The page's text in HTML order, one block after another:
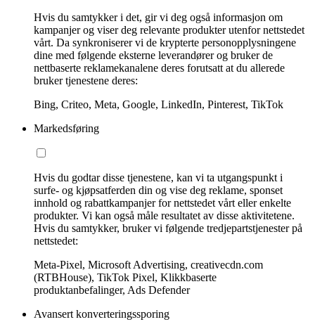
Hvis du samtykker i det, gir vi deg også informasjon om
kampanjer og viser deg relevante produkter utenfor nettstedet
vårt. Da synkroniserer vi de krypterte personopplysningene
dine med følgende eksterne leverandører og bruker de
nettbaserte reklamekanalene deres forutsatt at du allerede
bruker tjenestene deres:
Bing, Criteo, Meta, Google, LinkedIn, Pinterest, TikTok
Markedsføring
Hvis du godtar disse tjenestene, kan vi ta utgangspunkt i
surfe- og kjøpsatferden din og vise deg reklame, sponset
innhold og rabattkampanjer for nettstedet vårt eller enkelte
produkter. Vi kan også måle resultatet av disse aktivitetene.
Hvis du samtykker, bruker vi følgende tredjepartstjenester på
nettstedet:
Meta-Pixel, Microsoft Advertising, creativecdn.com
(RTBHouse), TikTok Pixel, Klikkbaserte
produktanbefalinger, Ads Defender
Avansert konverteringssporing